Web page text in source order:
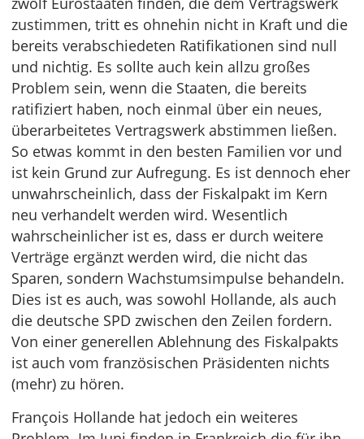
zustimmen, tritt es ohnehin nicht in Kraft und die
bereits verabschiedeten Ratifikationen sind null
und nichtig. Es sollte auch kein allzu großes
Problem sein, wenn die Staaten, die bereits
ratifiziert haben, noch einmal über ein neues,
überarbeitetes Vertragswerk abstimmen ließen.
So etwas kommt in den besten Familien vor und
ist kein Grund zur Aufregung. Es ist dennoch eher
unwahrscheinlich, dass der Fiskalpakt im Kern
neu verhandelt werden wird. Wesentlich
wahrscheinlicher ist es, dass er durch weitere
Verträge ergänzt werden wird, die nicht das
Sparen, sondern Wachstumsimpulse behandeln.
Dies ist es auch, was sowohl Hollande, als auch
die deutsche SPD zwischen den Zeilen fordern.
Von einer generellen Ablehnung des Fiskalpakts
ist auch vom französischen Präsidenten nichts
(mehr) zu hören.
François Hollande hat jedoch ein weiteres